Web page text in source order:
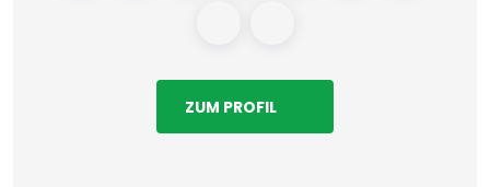
ZUM PROFIL